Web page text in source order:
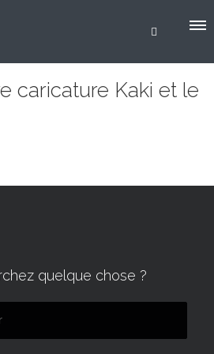
caricature Kaki et le
quelque chose ?